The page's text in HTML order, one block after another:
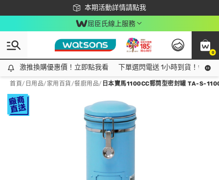
本期活動詳情請點我
下載app最高回饋$350
屈臣氏線上服務
0
激推換購優惠價！立即點我看
激推換購優惠價！立即點我看 下單選閃電送 1小時到貨！領神
首頁/ 日用品/ 家用百貨/餐廚用品/ 日本寶馬1100CC郵筒型密封罐 TA-S-